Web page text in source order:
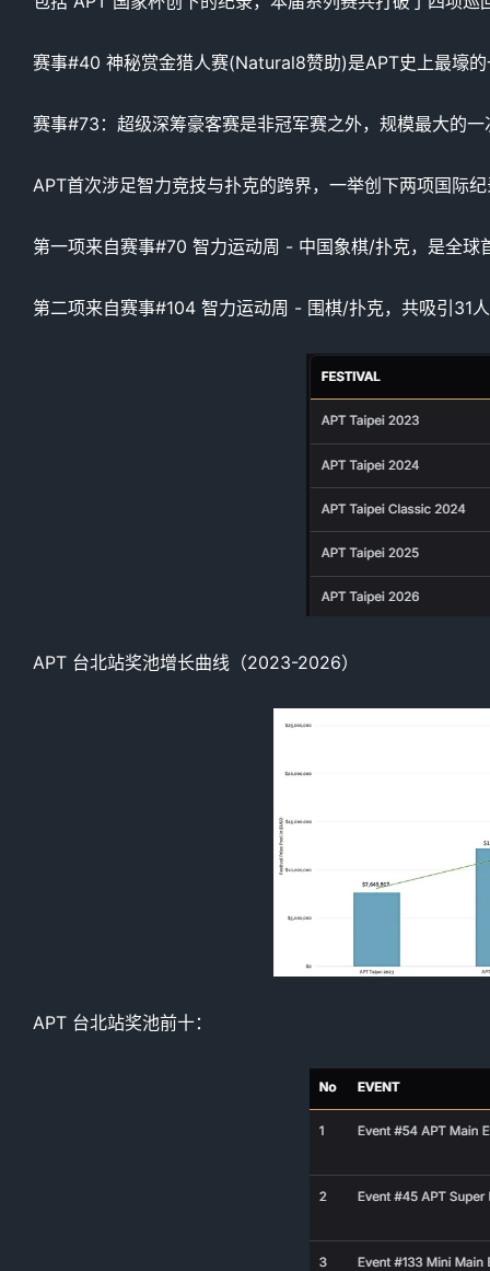
赛事#40 神秘赏金猎人赛(Natural8赞助)是APT史上最壕
赛事#73：超级深筹豪客赛是非冠军赛之外，规模最大的
APT首次涉足智力竞技与扑克的跨界，一举创下两项国际
第一项来自赛事#70 智力运动周 - 中国象棋/扑克，是全球
第二项来自赛事#104 智力运动周 - 围棋/扑克，共吸引31
APT 台北站奖池增长曲线（2023-2026）
APT 台北站奖池前十：